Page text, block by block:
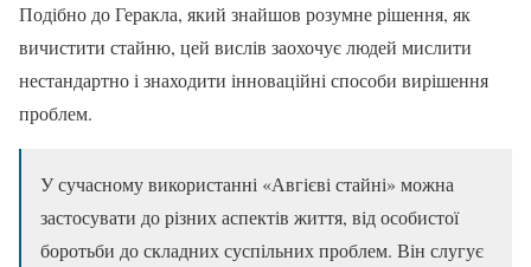
Подібно до Геракла, який знайшов розумне рішення, як
вичистити стайню, цей вислів заохочує людей мислити
нестандартно і знаходити інноваційні способи вирішення
проблем.
У сучасному використанні «Авгієві стайні» можна
застосувати до різних аспектів життя, від особистої
боротьби до складних суспільних проблем. Він слугує